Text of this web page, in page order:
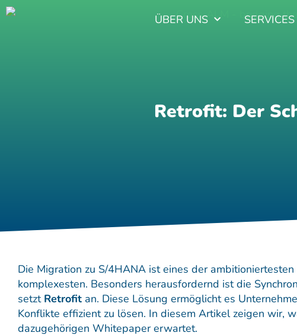
ÜBER UNS SERVICES
Retrofit: Der
Die Migration zu S/4HANA ist eines der
komplexesten. Besonders herausfordernd ist die
setzt Retrofitan. Diese Lösung ermöglicht es
Konflikte effizient zu lösen. In diesem Artikel zeigen wir,
dazugehörigen Whitepaper erwartet.